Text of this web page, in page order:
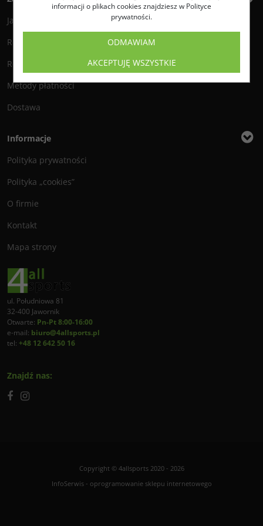
Jak zamawiać?
Regulamin
Reklamacje i zwroty
Metody płatności
Dostawa
Informacje
Polityka prywatności
Polityka „cookies”
O firmie
Kontakt
Mapa strony
ul. Południowa 81
32-400 Jawornik
Otwarte: Pn-Pt 8:00-16:00
e-mail: biuro@4allsports.pl
tel: +48 12 642 50 16
Znajdź nas:
Copyright © 4allsports 2020 - 2026
InfoSerwis- oprogramowanie sklepu internetowego
informacji o plikach cookies znajdziesz w Polityce
prywatności.
ODMAWIAM
AKCEPTUJĘ WSZYSTKIE